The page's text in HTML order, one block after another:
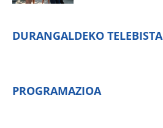
DURANGALDEKO TELEBISTA
PROGRAMAZIOA